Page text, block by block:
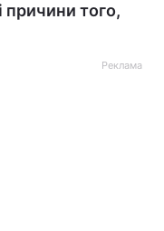
причини того,
Реклама